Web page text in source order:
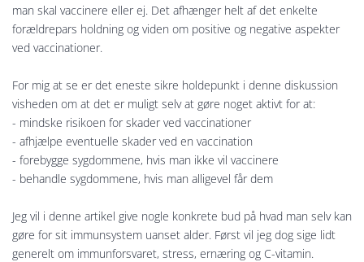
man skal vaccinere eller ej. Det afhænger helt af det enkelte
forældrepars holdning og viden om positive og negative aspekter
ved vaccinationer.
For mig at se er det eneste sikre holdepunkt i denne diskussion
visheden om at det er muligt selv at gøre noget aktivt for at:
- mindske risikoen for skader ved vaccinationer
- afhjælpe eventuelle skader ved en vaccination
- forebygge sygdommene, hvis man ikke vil vaccinere
- behandle sygdommene, hvis man alligevel får dem
Jeg vil i denne artikel give nogle konkrete bud på hvad man selv kan
gøre for sit immunsystem uanset alder. Først vil jeg dog sige lidt
generelt om immunforsvaret, stress, ernæring og C-vitamin.